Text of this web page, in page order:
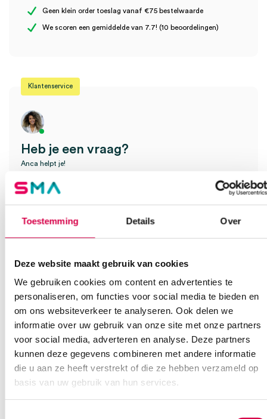
Toestemming Details Over
Deze website maakt gebruik van cookies
We gebruiken cookies om content en advertenties te
personaliseren, om functies voor social media te bieden en
om ons websiteverkeer te analyseren. Ook delen we
informatie over uw gebruik van onze site met onze partners
voor social media, adverteren en analyse. Deze partners
kunnen deze gegevens combineren met andere informatie
die u aan ze heeft verstrekt of die ze hebben verzameld op
basis van uw gebruik van hun services.
19Gx ¾”, 1.1 x 19mm, beige (50)” te beoordelen
Geen klein order toeslag vanaf €75 bestelwaarde
We scoren een gemiddelde van 7.7! (10 beoordelingen)
Klantenservice
Heb je een vraag?
Anca helpt je!
Vind je antwoord snel en makkelijk op onze klantenservice pagina.
08:30 tot 17:00
Ook interessant